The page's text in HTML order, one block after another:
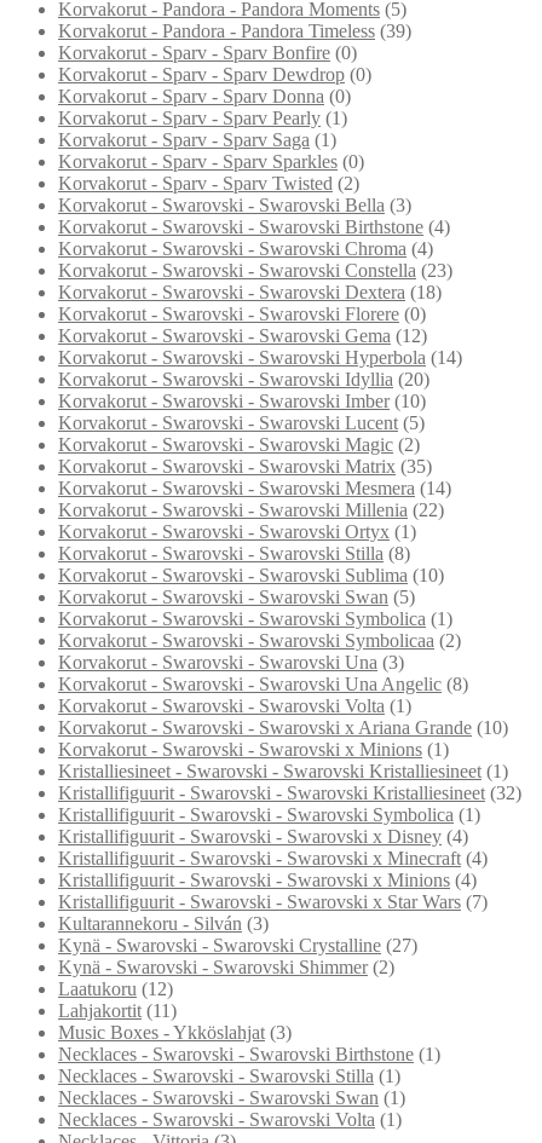
Korvakorut - Pandora - Pandora Moments (5)
Korvakorut - Pandora - Pandora Timeless (39)
Korvakorut - Sparv - Sparv Bonfire (0)
Korvakorut - Sparv - Sparv Dewdrop (0)
Korvakorut - Sparv - Sparv Donna (0)
Korvakorut - Sparv - Sparv Pearly (1)
Korvakorut - Sparv - Sparv Saga (1)
Korvakorut - Sparv - Sparv Sparkles (0)
Korvakorut - Sparv - Sparv Twisted (2)
Korvakorut - Swarovski - Swarovski Bella (3)
Korvakorut - Swarovski - Swarovski Birthstone (4)
Korvakorut - Swarovski - Swarovski Chroma (4)
Korvakorut - Swarovski - Swarovski Constella (23)
Korvakorut - Swarovski - Swarovski Dextera (18)
Korvakorut - Swarovski - Swarovski Florere (0)
Korvakorut - Swarovski - Swarovski Gema (12)
Korvakorut - Swarovski - Swarovski Hyperbola (14)
Korvakorut - Swarovski - Swarovski Idyllia (20)
Korvakorut - Swarovski - Swarovski Imber (10)
Korvakorut - Swarovski - Swarovski Lucent (5)
Korvakorut - Swarovski - Swarovski Magic (2)
Korvakorut - Swarovski - Swarovski Matrix (35)
Korvakorut - Swarovski - Swarovski Mesmera (14)
Korvakorut - Swarovski - Swarovski Millenia (22)
Korvakorut - Swarovski - Swarovski Ortyx (1)
Korvakorut - Swarovski - Swarovski Stilla (8)
Korvakorut - Swarovski - Swarovski Sublima (10)
Korvakorut - Swarovski - Swarovski Swan (5)
Korvakorut - Swarovski - Swarovski Symbolica (1)
Korvakorut - Swarovski - Swarovski Symbolicaa (2)
Korvakorut - Swarovski - Swarovski Una (3)
Korvakorut - Swarovski - Swarovski Una Angelic (8)
Korvakorut - Swarovski - Swarovski Volta (1)
Korvakorut - Swarovski - Swarovski x Ariana Grande (10)
Korvakorut - Swarovski - Swarovski x Minions (1)
Kristalliesineet - Swarovski - Swarovski Kristalliesineet (1)
Kristallifiguurit - Swarovski - Swarovski Kristalliesineet (32)
Kristallifiguurit - Swarovski - Swarovski Symbolica (1)
Kristallifiguurit - Swarovski - Swarovski x Disney (4)
Kristallifiguurit - Swarovski - Swarovski x Minecraft (4)
Kristallifiguurit - Swarovski - Swarovski x Minions (4)
Kristallifiguurit - Swarovski - Swarovski x Star Wars (7)
Kultarannekoru - Silván (3)
Kynä - Swarovski - Swarovski Crystalline (27)
Kynä - Swarovski - Swarovski Shimmer (2)
Laatukoru (12)
Lahjakortit (11)
Music Boxes - Ykköslahjat (3)
Necklaces - Swarovski - Swarovski Birthstone (1)
Necklaces - Swarovski - Swarovski Stilla (1)
Necklaces - Swarovski - Swarovski Swan (1)
Necklaces - Swarovski - Swarovski Volta (1)